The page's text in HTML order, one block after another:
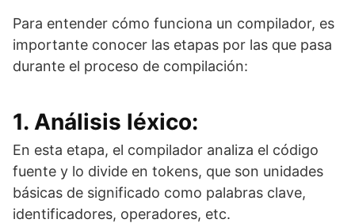
Para entender cómo funciona un compilador, es
importante conocer las etapas por las que pasa
durante el proceso de compilación:
1. Análisis léxico:
En esta etapa, el compilador analiza el código
fuente y lo divide en tokens, que son unidades
básicas de significado como palabras clave,
identificadores, operadores, etc.